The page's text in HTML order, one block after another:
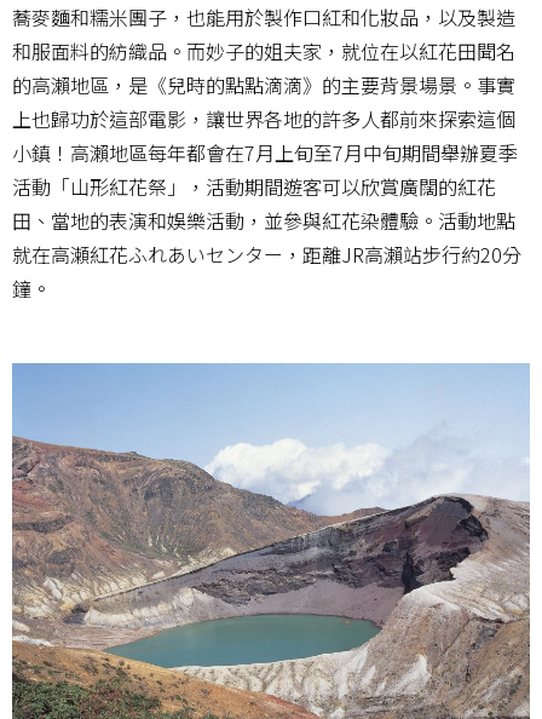
蕎麥麵和糯米團子，也能用於製作口紅和化妝品，以及製造
和服面料的紡織品。而妙子的姐夫家，就位在以紅花田聞名
的高瀨地區，是《兒時的點點滴滴》的主要背景場景。事實
上也歸功於這部電影，讓世界各地的許多人都前來探索這個
小鎮！高瀨地區每年都會在7月上旬至7月中旬期間舉辦夏季
活動「山形紅花祭」，活動期間遊客可以欣賞廣闊的紅花
田、當地的表演和娛樂活動，並參與紅花染體驗。活動地點
就在高瀬紅花ふれあいセンター，距離JR高瀨站步行約20分
鐘。